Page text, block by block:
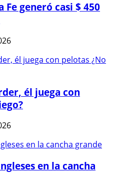
Fe generó casi $ 450
él juega con
en la cancha